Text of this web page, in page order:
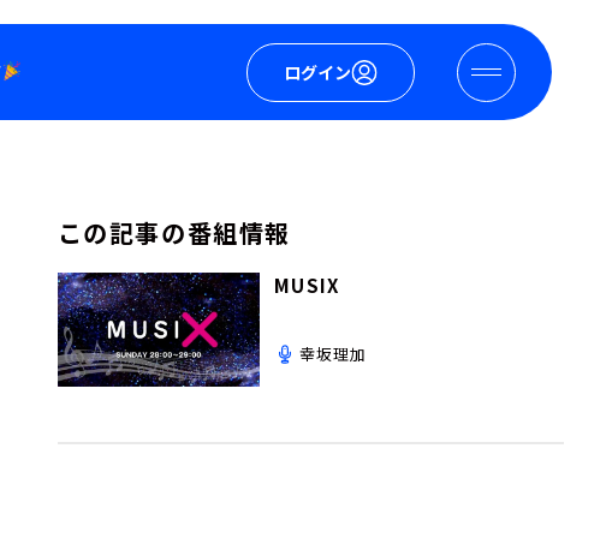
ログイン
この記事の番組情報
MUSIX
幸坂理加